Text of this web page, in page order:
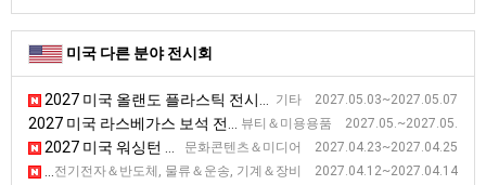
미국 다른 분야 전시회
기타 2027.05.03~2027.05.07
2027 미국 올랜도 플라스틱 전시회 [NPE]
뷰티＆미용용품 2027.05.~2027.05.
2027 미국 라스베가스 보석 전시회
문화콘텐츠＆미디어 2027.04.23~2027.04.25
2027 미국 워싱턴 만화 전시회 [Awesome Con]
전기전자＆반도체, 물류＆운송, 기계＆장비 2027.04.12~2027.04.14